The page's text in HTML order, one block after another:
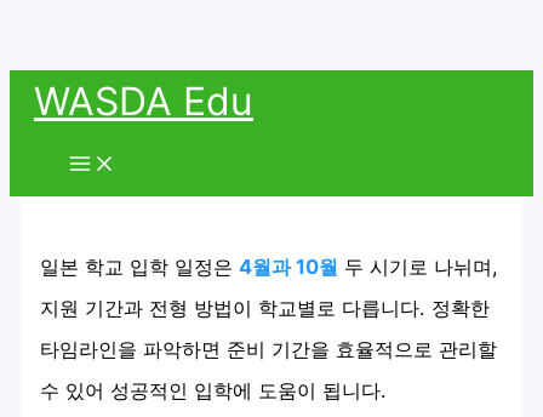
WASDA Edu
Main
일본 학교 입학 일정은4월과 10월 두 시기로 나뉘며,
지원 기간과 전형 방법이 학교별로 다릅니다. 정확한
타임라인을 파악하면 준비 기간을 효율적으로 관리할
수 있어 성공적인 입학에 도움이 됩니다.